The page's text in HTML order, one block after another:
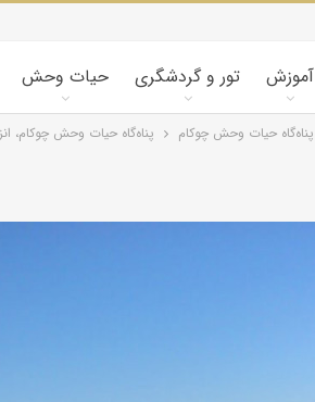
حیات وحش تور و گردشگری آموزش
پناه‌گاه حيات وحش چوکام، پناه‌گاه حيات وحش چوکام